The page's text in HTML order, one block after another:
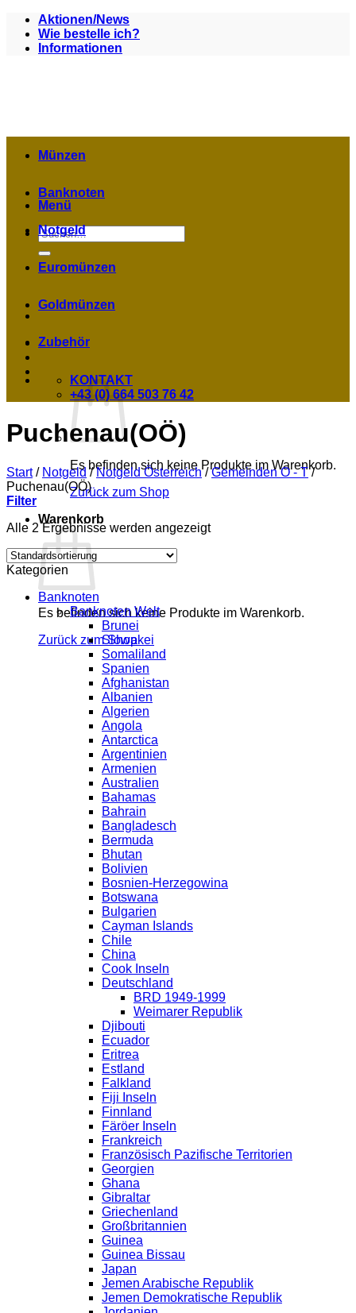
Zum
Inhalt
springen
Aktionen/News
Wie bestelle ich?
Informationen
Menü
Suchen
nach:
Es befinden sich keine Produkte im Warenkorb.
Zurück zum Shop
Warenkorb
Es befinden sich keine Produkte im Warenkorb.
Zurück zum Shop
Münzen
Banknoten
Notgeld
Euromünzen
Goldmünzen
Zubehör
KONTAKT
+43 (0) 664 503 76 42
Puchenau(OÖ)
Start / Notgeld / Notgeld Österreich / Gemeinden O - T /
Puchenau(OÖ)
Filter
Alle 2 Ergebnisse werden angezeigt
Kategorien
Banknoten
Banknoten Welt
Brunei
Slowakei
Somaliland
Spanien
Afghanistan
Albanien
Algerien
Angola
Antarctica
Argentinien
Armenien
Australien
Bahamas
Bahrain
Bangladesch
Bermuda
Bhutan
Bolivien
Bosnien-Herzegowina
Botswana
Bulgarien
Cayman Islands
Chile
China
Cook Inseln
Deutschland
BRD 1949-1999
Weimarer Republik
Djibouti
Ecuador
Eritrea
Estland
Falkland
Fiji Inseln
Finnland
Färöer Inseln
Frankreich
Französisch Pazifische Territorien
Georgien
Ghana
Gibraltar
Griechenland
Großbritannien
Guinea
Guinea Bissau
Japan
Jemen Arabische Republik
Jemen Demokratische Republik